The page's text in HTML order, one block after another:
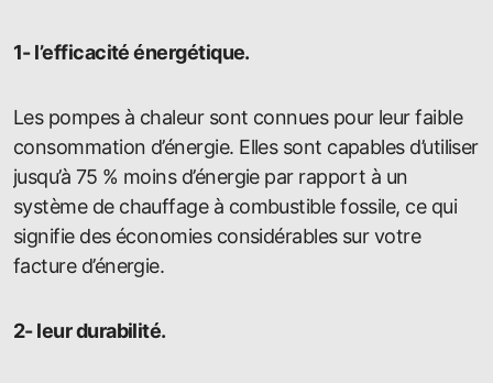
1- l’efficacité énergétique.
Les pompes à chaleur sont connues pour leur faible
consommation d’énergie. Elles sont capables d’utiliser
jusqu’à 75 % moins d’énergie par rapport à un
système de chauffage à combustible fossile, ce qui
signifie des économies considérables sur votre
facture d’énergie.
2- leur durabilité.